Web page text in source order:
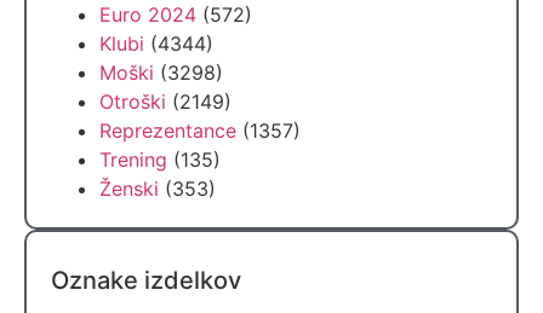
Euro 2024 (572)
Klubi (4344)
Moški (3298)
Otroški (2149)
Reprezentance (1357)
Trening (135)
Ženski (353)
Oznake izdelkov